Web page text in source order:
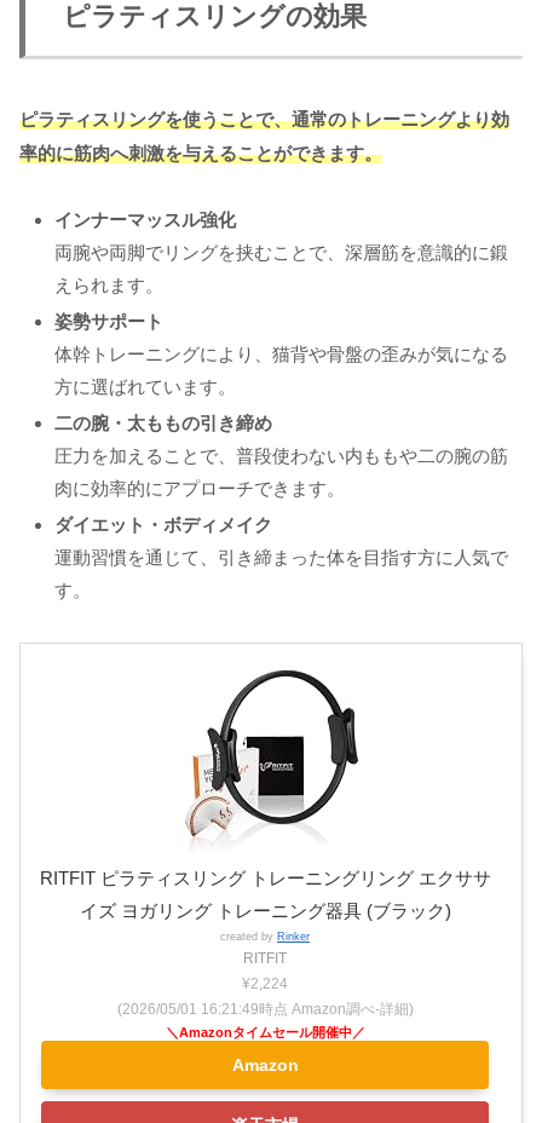
ピラティスリングの効果
ピラティスリングを使うことで、通常のトレーニングより効
率的に筋肉へ刺激を与えることができます。
インナーマッスル強化
両腕や両脚でリングを挟むことで、深層筋を意識的に鍛
えられます。
姿勢サポート
体幹トレーニングにより、猫背や骨盤の歪みが気になる
方に選ばれています。
二の腕・太ももの引き締め
圧力を加えることで、普段使わない内ももや二の腕の筋
肉に効率的にアプローチできます。
ダイエット・ボディメイク
運動習慣を通じて、引き締まった体を目指す方に人気で
す。
RITFIT ピラティスリング トレーニングリング エクササ
イズ ヨガリング トレーニング器具 (ブラック)
created by Rinker
RITFIT
¥2,224
(2026/05/01 16:21:49時点 Amazon調べ-詳細)
Amazon